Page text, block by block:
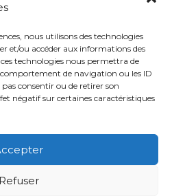
nous utilisons des technologies
et/ou accéder aux informations des
technologies nous permettra de
comportement de navigation ou les ID
consentir ou de retirer son
négatif sur certaines caractéristiques
Refuser
– RGPD